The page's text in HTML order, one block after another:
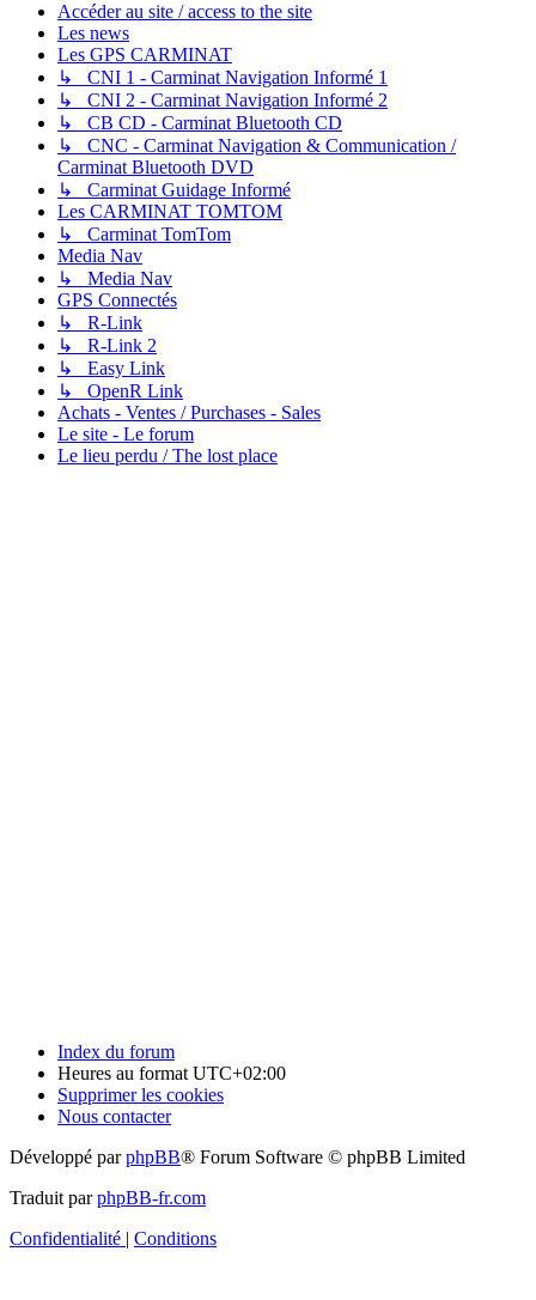
Accéder au site / access to the site
Les news
Les GPS CARMINAT
↳ CNI 1 - Carminat Navigation Informé 1
↳ CNI 2 - Carminat Navigation Informé 2
↳ CB CD - Carminat Bluetooth CD
↳ CNC - Carminat Navigation & Communication /
Carminat Bluetooth DVD
↳ Carminat Guidage Informé
Les CARMINAT TOMTOM
↳ Carminat TomTom
Media Nav
↳ Media Nav
GPS Connectés
↳ R-Link
↳ R-Link 2
↳ Easy Link
↳ OpenR Link
Achats - Ventes / Purchases - Sales
Le site - Le forum
Le lieu perdu / The lost place
Index du forum
Heures au format UTC+02:00
Supprimer les cookies
Nous contacter
Développé parphpBB® Forum Software © phpBB Limited
Traduit parphpBB-fr.com
Confidentialité | Conditions